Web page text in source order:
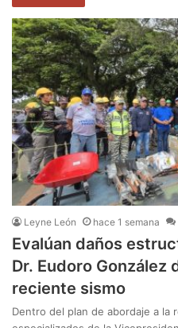
Leyne León hace 1 semana
Evalúan daños
Dr. Eudoro González
reciente sismo
Dentro del plan de abordaje a la